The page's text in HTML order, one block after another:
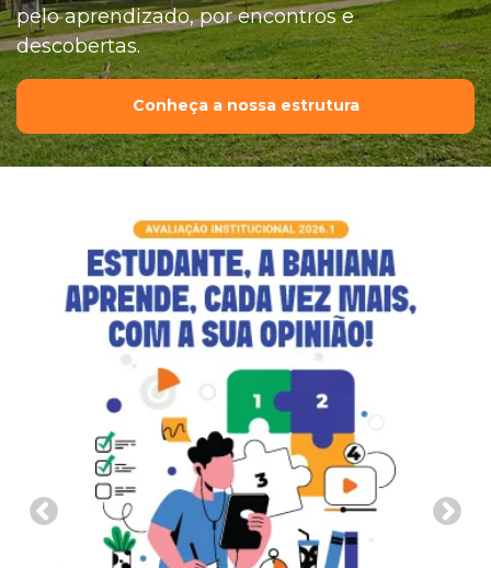
pelo aprendizado, por encontros e
descobertas.
Conheça a nossa estrutura